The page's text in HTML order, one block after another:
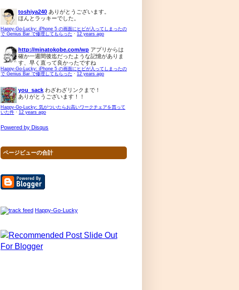
toshiya240 ありがとうございます。
ほんとラッキーでした。
Happy-Go-Lucky: iPhone 5 の画面にヒビが入ってしまったの
で Genius Bar で修理してもらった · 12 years ago
http://minatokobe.com/wp アプリからは
確か一週間後迄だったような記憶がありま
す、早く直って良かったですね
Happy-Go-Lucky: iPhone 5 の画面にヒビが入ってしまったの
で Genius Bar で修理してもらった · 12 years ago
you_sack わざわざリンクまで！
ありがとうございます！！
Happy-Go-Lucky: 気がついたらお高いワークチェアを買って
いた件 · 12 years ago
Powered by Disqus
ページビューの合計
Happy-Go-Lucky